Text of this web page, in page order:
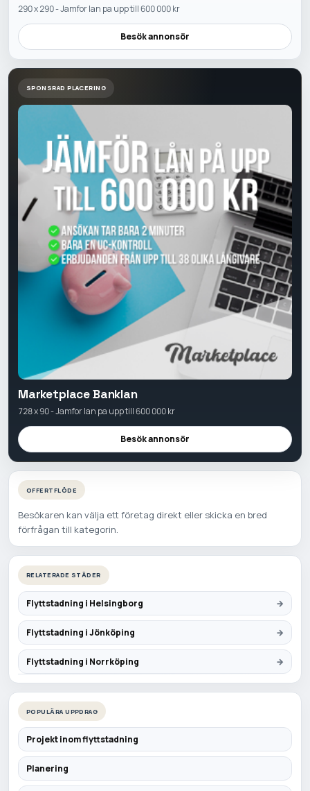
290 x 290 - Jamfor lan pa upp till 600 000 kr
Besök annonsör
SPONSRAD PLACERING
Marketplace Banklan
728 x 90 - Jamfor lan pa upp till 600 000 kr
Besök annonsör
OFFERTFLÖDE
Besökaren kan välja ett företag direkt eller skicka en bred
förfrågan till kategorin.
RELATERADE STÄDER
Flyttstadning i Helsingborg
Flyttstadning i Jönköping
Flyttstadning i Norrköping
POPULÄRA UPPDRAG
Projekt inom flyttstadning
Planering